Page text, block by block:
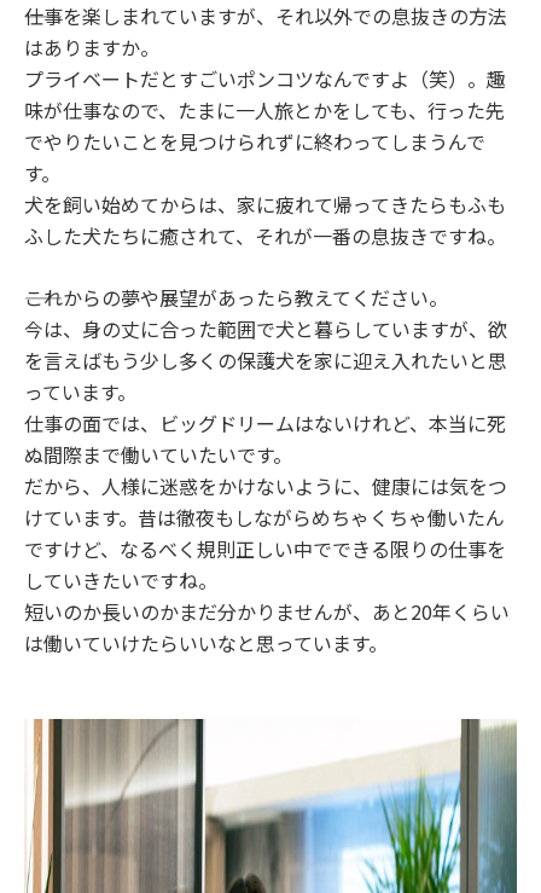
――仕事を楽しまれていますが、それ以外での息抜きの方法
はありますか。
プライベートだとすごいポンコツなんですよ（笑）。趣
味が仕事なので、たまに一人旅とかをしても、行った先
でやりたいことを見つけられずに終わってしまうんで
す。
犬を飼い始めてからは、家に疲れて帰ってきたらもふも
ふした犬たちに癒されて、それが一番の息抜きですね。
――これからの夢や展望があったら教えてください。
今は、身の丈に合った範囲で犬と暮らしていますが、欲
を言えばもう少し多くの保護犬を家に迎え入れたいと思
っています。
仕事の面では、ビッグドリームはないけれど、本当に死
ぬ間際まで働いていたいです。
だから、人様に迷惑をかけないように、健康には気をつ
けています。昔は徹夜もしながらめちゃくちゃ働いたん
ですけど、なるべく規則正しい中でできる限りの仕事を
していきたいですね。
短いのか長いのかまだ分かりませんが、あと20年くらい
は働いていけたらいいなと思っています。